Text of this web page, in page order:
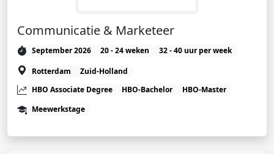
Communicatie & Marketeer
September 2026 20 - 24 weken
32 - 40 uur per week
Rotterdam
Zuid-Holland
HBO Associate Degree
HBO-Bachelor
HBO-Master
Meewerkstage